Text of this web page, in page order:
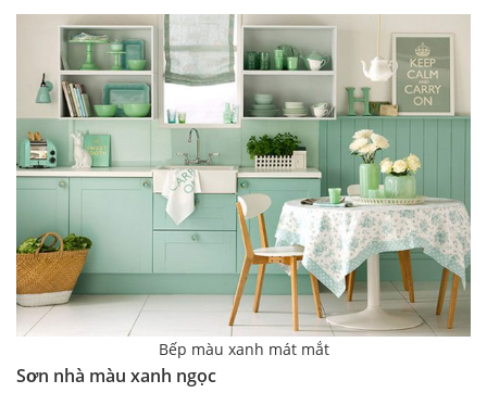
Bếp màu xanh mát mắt
Sơn nhà màu xanh ngọc